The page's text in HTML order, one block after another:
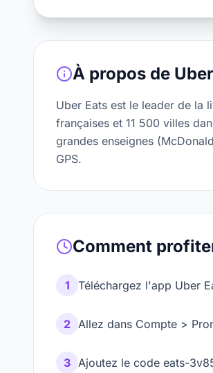
À propos de
Uber Eats est le leader de la
françaises et 11 500 villes
grandes enseignes
GPS.
Comment
1 Téléchargez l'app Uber
2 Allez dans Compte >
3 Ajoutez le code eats-